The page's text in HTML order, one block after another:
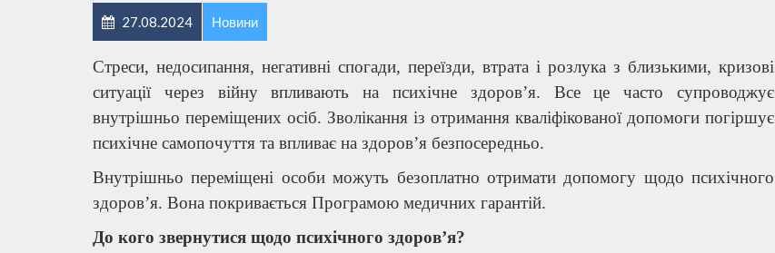
27.08.2024 Новини
Стреси, недосипання, негативні спогади, переїзди, втрата і розлука з близькими, кризові
ситуації через війну впливають на психічне здоров’я. Все це часто супроводжує
внутрішньо переміщених осіб. Зволікання із отримання кваліфікованої допомоги погіршує
психічне самопочуття та впливає на здоров’я безпосередньо.
Внутрішньо переміщені особи можуть безоплатно отримати допомогу щодо психічного
здоров’я. Вона покривається Програмою медичних гарантій.
До кого звернутися щодо психічного здоров’я?